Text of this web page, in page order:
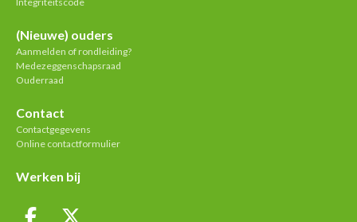
(Nieuwe) ouders
Aanmelden of rondleiding?
Medezeggenschapsraad
Ouderraad
Contact
Contactgegevens
Online contactformulier
Werken bij